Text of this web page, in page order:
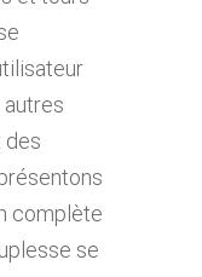
autres
des
complète
se